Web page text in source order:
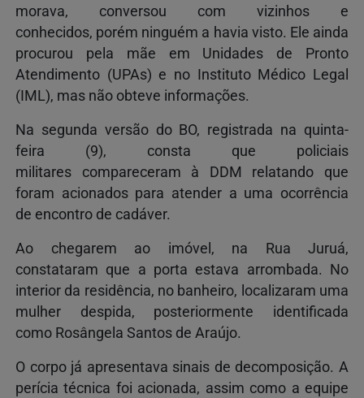
morava, conversou com vizinhos e
conhecidos, porém ninguém a havia visto. Ele ainda
procurou pela mãe em Unidades de Pronto
Atendimento (UPAs) e no Instituto Médico Legal
(IML), mas não obteve informações.
Na segunda versão do BO, registrada na quinta-
feira (9), consta que policiais
militares compareceram à DDM relatando que
foram acionados para atender a uma ocorrência
de encontro de cadáver.
Ao chegarem ao imóvel, na Rua Juruá,
constataram que a porta estava arrombada. No
interior da residência, no banheiro, localizaram uma
mulher despida, posteriormente identificada
como Rosângela Santos de Araújo.
O corpo já apresentava sinais de decomposição. A
perícia técnica foi acionada, assim como a equipe